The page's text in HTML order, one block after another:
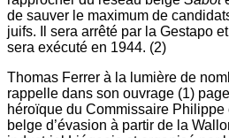
de sauver le maximum de
juifs. Il sera arrêté par la Gestapo
sera exécuté en 1944. (2)
Thomas Ferrer à la lumière de
rappelle dans son ouvrage (1)
héroïque du Commissaire Philippe
belge d’évasion à partir de la